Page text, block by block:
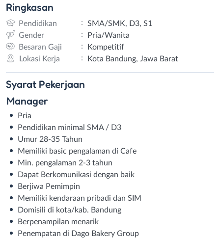
Ringkasan
Pendidikan :
SMA/SMK, D3, S1
Gender
:
Pria/Wanita
Besaran Gaji
:
Kompetitif
Lokasi Kerja
: Kota Bandung, Jawa Barat
Syarat Pekerjaan
Manager
Pria
Pendidikan minimal SMA / D3
Umur 28-35 Tahun
Memiliki basic pengalaman di Cafe
Min. pengalaman 2-3 tahun
Dapat Berkomunikasi dengan baik
Berjiwa Pemimpin
Memiliki kendaraan pribadi dan SIM
Domisili di kota/kab. Bandung
Berpenampilan menarik
Penempatan di Dago Bakery Group